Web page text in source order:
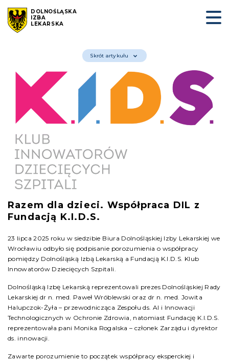
DOLNOŚLĄSKA
IZBA
LEKARSKA
Skrót artykułu
Razem dla dzieci. Współpraca DIL z
Fundacją K.I.D.S.
23 lipca 2025 roku w siedzibie Biura Dolnośląskiej Izby Lekarskiej we
Wrocławiu odbyło się podpisanie porozumienia o współpracy
pomiędzy Dolnośląską Izbą Lekarską a Fundacją K.I.D.S. Klub
Innowatorów Dziecięcych Szpitali.
Dolnośląską Izbę Lekarską reprezentowali prezes Dolnośląskiej Rady
Lekarskiej dr n. med. Paweł Wróblewski oraz dr n. med. Jowita
Halupczok-Żyła – przewodnicząca Zespołu ds. AI i Innowacji
Technologicznych w Ochronie Zdrowia, natomiast Fundację K.I.D.S.
reprezentowała pani Monika Rogalska – członek Zarządu i dyrektor
ds. innowacji.
Zawarte porozumienie to początek współpracy eksperckiej i